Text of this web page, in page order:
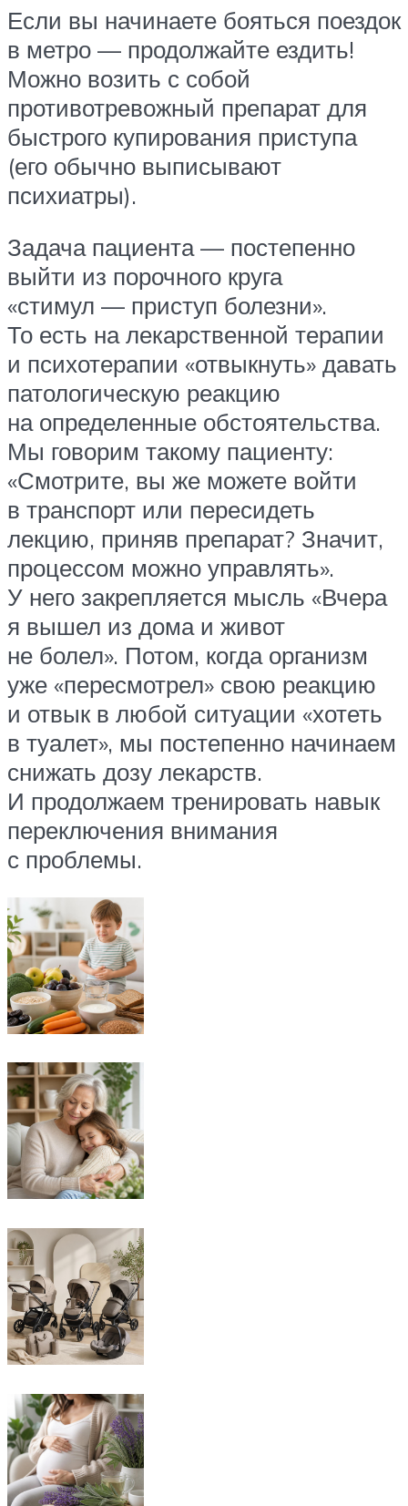
Если вы начинаете бояться поездок
в метро — продолжайте ездить!
Можно возить с собой
противотревожный препарат для
быстрого купирования приступа
(его обычно выписывают
психиатры).
Задача пациента — постепенно
выйти из порочного круга
«стимул — приступ болезни».
То есть на лекарственной терапии
и психотерапии «отвыкнуть» давать
патологическую реакцию
на определенные обстоятельства.
Мы говорим такому пациенту:
«Смотрите, вы же можете войти
в транспорт или пересидеть
лекцию, приняв препарат? Значит,
процессом можно управлять».
У него закрепляется мысль «Вчера
я вышел из дома и живот
не болел». Потом, когда организм
уже «пересмотрел» свою реакцию
и отвык в любой ситуации «хотеть
в туалет», мы постепенно начинаем
снижать дозу лекарств.
И продолжаем тренировать навык
переключения внимания
с проблемы.